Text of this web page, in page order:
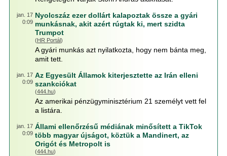
jan. 17
0:09
Nyolcszáz ezer dollárt kalapoztak össze a gyári
munkásnak, akit azért rúgtak ki, mert szidta
Trumpot
(HR Portál)
A gyári munkás azt nyilatkozta, hogy nem bánta meg,
amit tett.
jan. 17
0:09
Az Egyesült Államok kiterjesztette az Irán elleni
szankciókat
(444.hu)
Az amerikai pénzügyminisztérium 21 személyt vett fel
a listára.
jan. 17
0:09
Állami ellenőrzésű médiának minősített a TikTok
több magyar újságot, köztük a Mandinert, az
Origót és Metropolt is
(444.hu)